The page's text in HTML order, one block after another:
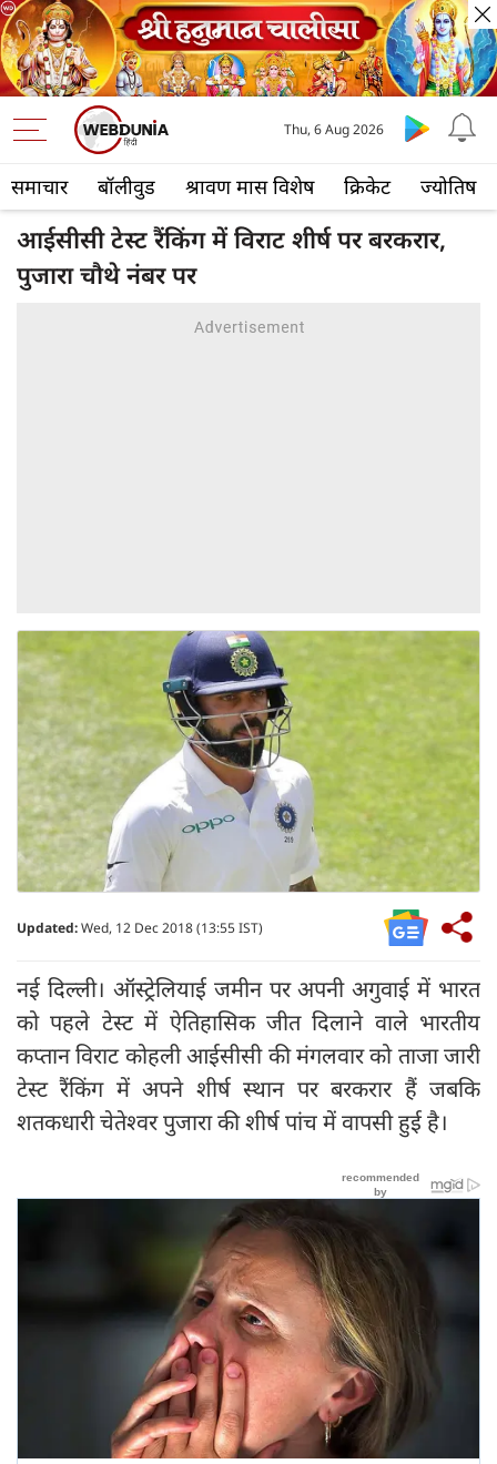
समाचार बॉलीवुड श्रावण मास विशेष क्रिकेट ज्योतिष
Thu, 6 Aug 2026
आईसीसी टेस्ट रैंकिंग में विराट शीर्ष पर बरकरार,
पुजारा चौथे नंबर पर
Updated:Wed, 12 Dec 2018 (13:55 IST)
नई दिल्ली। ऑस्ट्रेलियाई जमीन पर अपनी अगुवाई में भारत
को पहले टेस्ट में ऐतिहासिक जीत दिलाने वाले भारतीय
कप्तान विराट कोहली आईसीसी की मंगलवार को ताजा जारी
टेस्ट रैंकिंग में अपने शीर्ष स्थान पर बरकरार हैं जबकि
शतकधारी चेतेश्वर पुजारा की शीर्ष पांच में वापसी हुई है।